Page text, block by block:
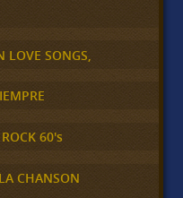
LOVE SONGS,
60's
CHANSON